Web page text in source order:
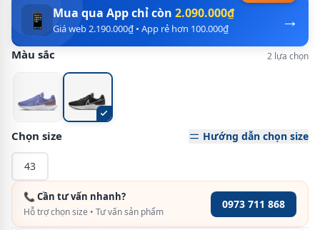
→
📱 Mua qua App chỉ còn 2.090.000₫
Giá web 2.190.000₫ • App rẻ hơn 100.000₫
Màu sắc 2 lựa chọn
Chọn size Hướng dẫn chọn size
43
📞 Cần tư vấn nhanh?
Hỗ trợ chọn size • Tư vấn sản phẩm
0973 711 868